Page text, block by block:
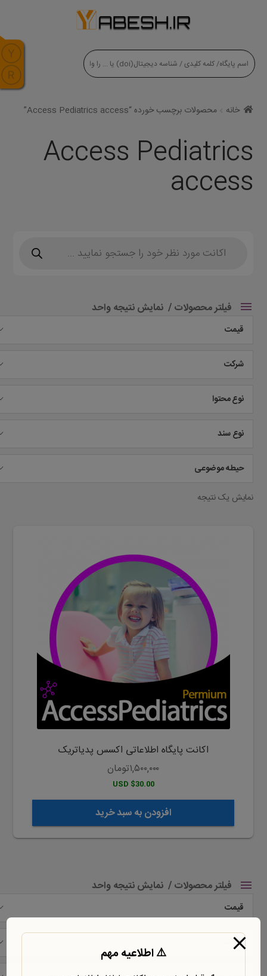
خانه محصولات برچسب خورده “Access Pediatrics access”
Access Pediatrics
access
search
فیلتر محصولات نمایش نتیجه واحد
قیمت
شرکت
نوع محتوا
نوع سند
حیطه موضوعی
نمایش یک نتیجه
اکانت پایگاه اطلاعاتی اکسس پدیاتریک
۱,۵۰۰,۰۰۰تومان
$30.00 USD
افزودن به سبد خرید
فیلتر محصولات نمایش نتیجه واحد
قیمت
شرکت
modal-check
⚠️ اطلاعیه مهم